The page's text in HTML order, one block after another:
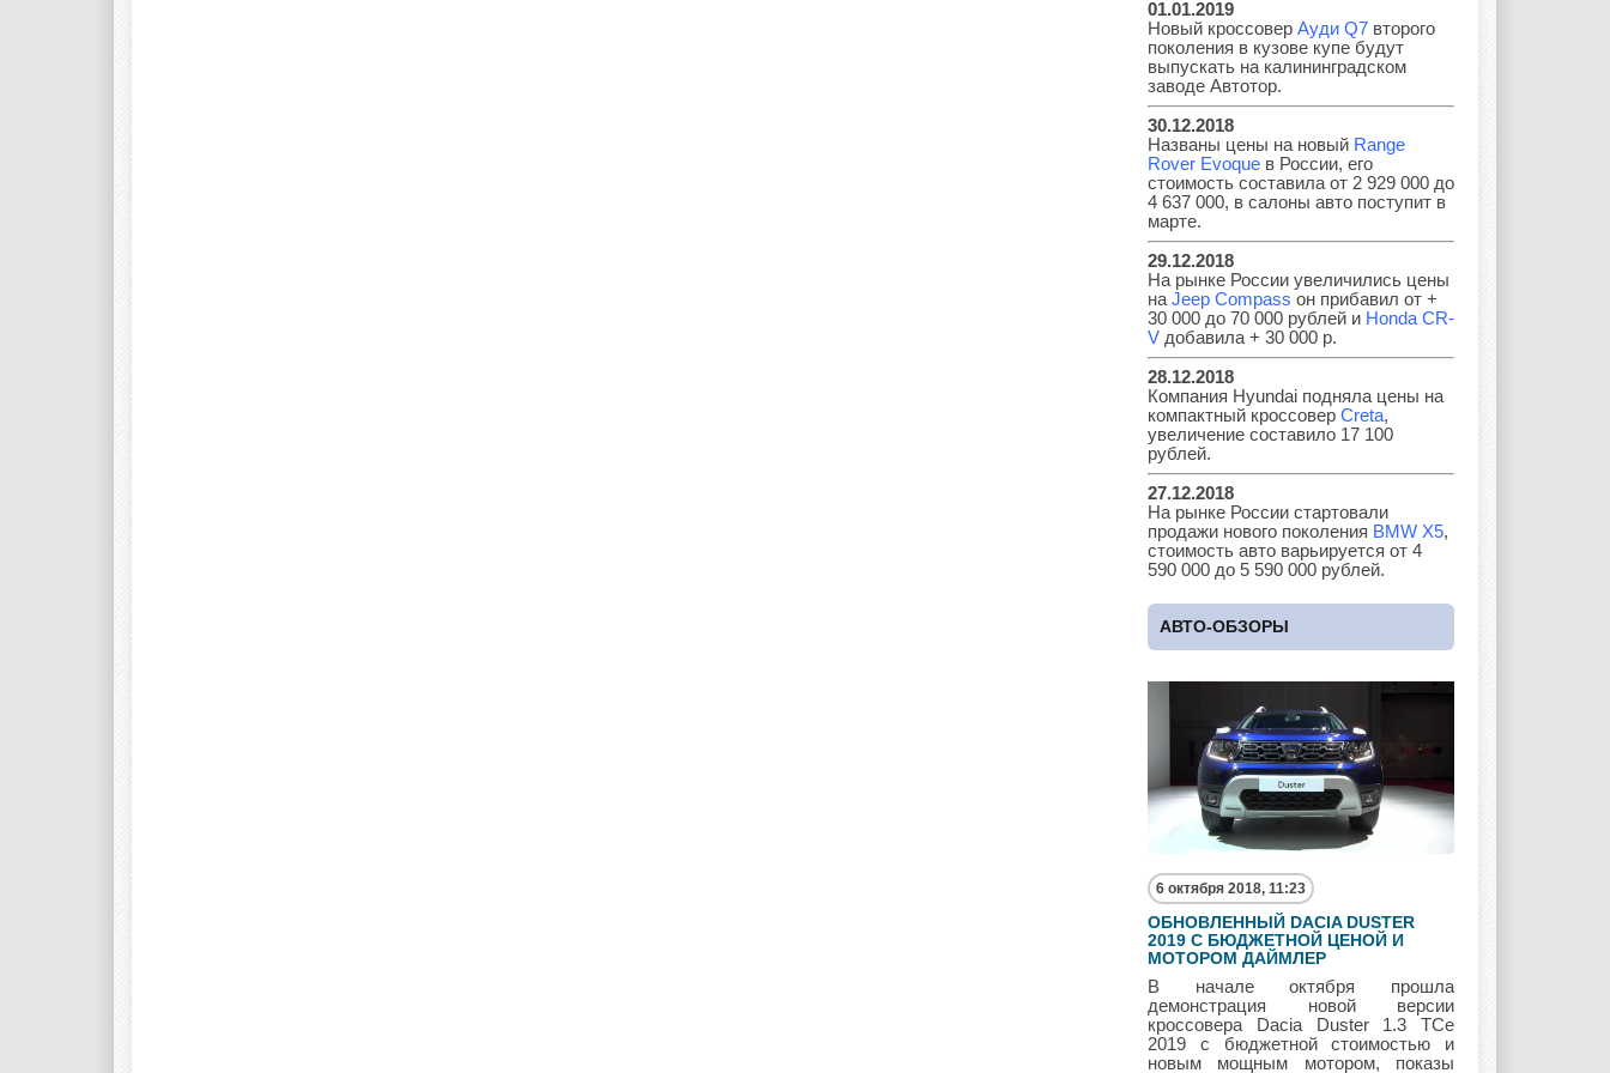
Geely Holden Honda
Hyundai Infiniti JAC
Jaguar Jeep Kia
Lada Lamborghini Lancia
Land Rover
Lotus Lincoln Maserati
Mazda
Mercury Mini Mitsubishi
Nissan Opel Pagani
Peugeot Pontiac Porshe
01.01.2019
Новый кроссовер Ауди Q7 второго
поколения в кузове купе будут
выпускать на калининградском
заводе Автотор.
30.12.2018
Названы цены на новый Range
Rover Evoque в России, его
стоимость составила от 2 929 000 до
4 637 000, в салоны авто поступит в
марте.
29.12.2018
На рынке России увеличились цены
на Jeep Compass он прибавил от +
30 000 до 70 000 рублей и Honda CR-
V добавила + 30 000 р.
28.12.2018
Компания Hyundai подняла цены на
компактный кроссовер Creta,
увеличение составило 17 100
рублей.
27.12.2018
На рынке России стартовали
продажи нового поколения BMW X5,
стоимость авто варьируется от 4
590 000 до 5 590 000 рублей.
АВТО-ОБЗОРЫ
6 октября 2018, 11:23
ОБНОВЛЕННЫЙ DACIA DUSTER
2019 С БЮДЖЕТНОЙ ЦЕНОЙ И
МОТОРОМ ДАЙМЛЕР
В начале октября прошла
демонстрация новой версии
кроссовера Dacia Duster 1.3 TCe
2019 с бюджетной стоимостью и
новым мощным мотором, показы